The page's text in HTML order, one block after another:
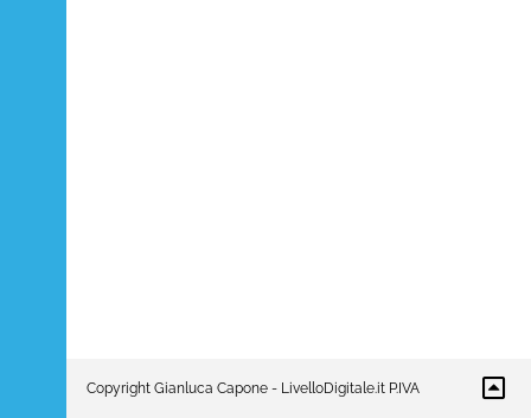
Copyright Gianluca Capone - LivelloDigitale.it P.IVA